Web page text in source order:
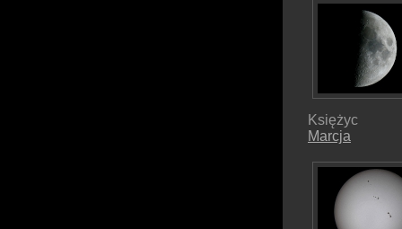
Księżyc
Marcja